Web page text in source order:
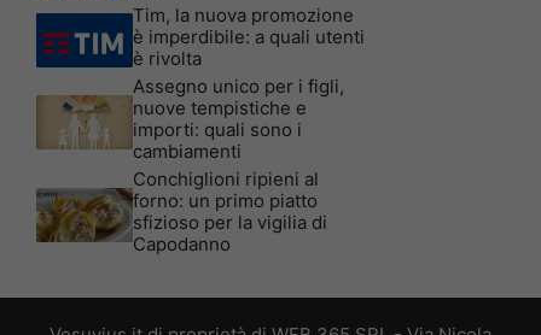
Tim, la nuova promozione
è imperdibile: a quali utenti
è rivolta
Assegno unico per i figli,
nuove tempistiche e
importi: quali sono i
cambiamenti
Conchiglioni ripieni al
forno: un primo piatto
sfizioso per la vigilia di
Capodanno